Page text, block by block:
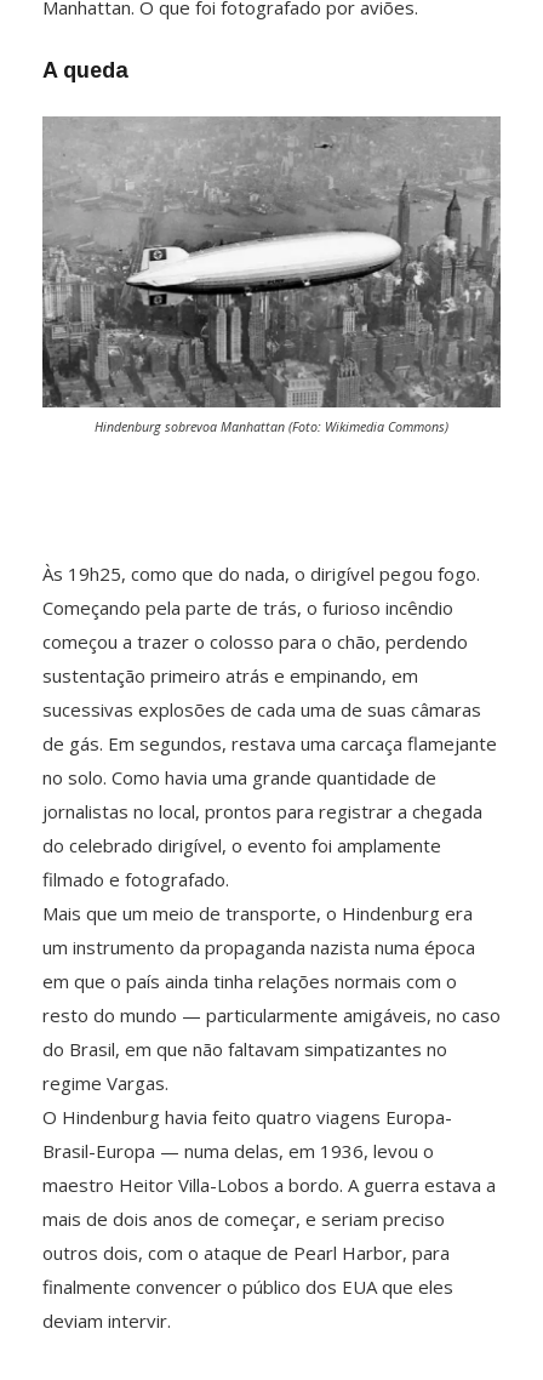
Manhattan. O que foi fotografado por aviões.
A queda
Hindenburg sobrevoa Manhattan (Foto: Wikimedia Commons)
Às 19h25, como que do nada, o dirigível pegou fogo.
Começando pela parte de trás, o furioso incêndio
começou a trazer o colosso para o chão, perdendo
sustentação primeiro atrás e empinando, em
sucessivas explosões de cada uma de suas câmaras
de gás. Em segundos, restava uma carcaça flamejante
no solo. Como havia uma grande quantidade de
jornalistas no local, prontos para registrar a chegada
do celebrado dirigível, o evento foi amplamente
filmado e fotografado.
Mais que um meio de transporte, o Hindenburg era
um instrumento da propaganda nazista numa época
em que o país ainda tinha relações normais com o
resto do mundo — particularmente amigáveis, no caso
do Brasil, em que não faltavam simpatizantes no
regime Vargas.
O Hindenburg havia feito quatro viagens Europa-
Brasil-Europa — numa delas, em 1936, levou o
maestro Heitor Villa-Lobos a bordo. A guerra estava a
mais de dois anos de começar, e seriam preciso
outros dois, com o ataque de Pearl Harbor, para
finalmente convencer o público dos EUA que eles
deviam intervir.